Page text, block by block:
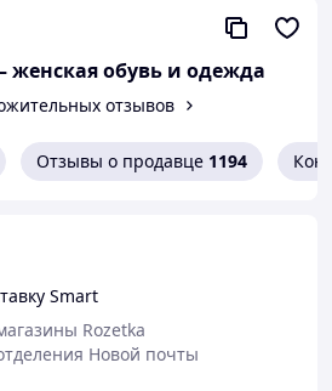
женская обувь и одежда
отзывов
Отзывы о продавце 1194
Smart
Rozetka
Новой почты